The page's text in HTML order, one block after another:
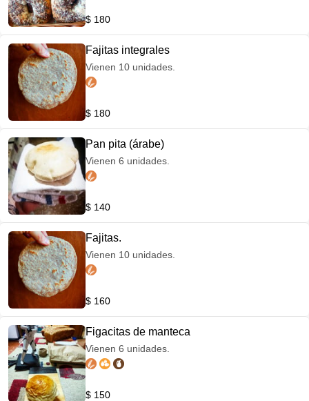
$ 180
Fajitas integrales
Vienen 10 unidades.
$ 180
Pan pita (árabe)
Vienen 6 unidades.
$ 140
Fajitas.
Vienen 10 unidades.
$ 160
Figacitas de manteca
Vienen 6 unidades.
$ 150